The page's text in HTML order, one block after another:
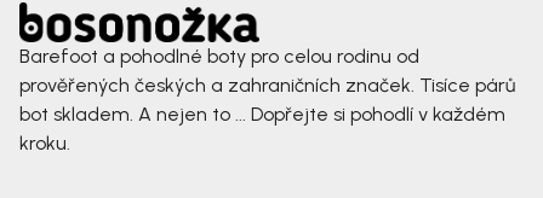
Barefoot a pohodlné boty pro celou rodinu od
prověřených českých a zahraničních značek. Tisíce párů
bot skladem. A nejen to ... Dopřejte si pohodlí v každém
kroku.